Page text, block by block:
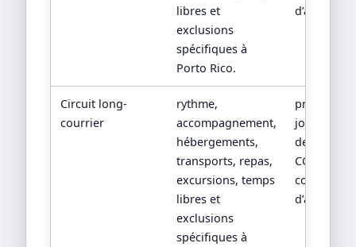
libres et
exclusions
spécifiques à
Porto Rico.
Circuit long-
courrier
rythme,
accompagnement,
hébergements,
transports, repas,
excursions, temps
libres et
exclusions
spécifiques à
jour par
devis
CGV/CPV et
conditions